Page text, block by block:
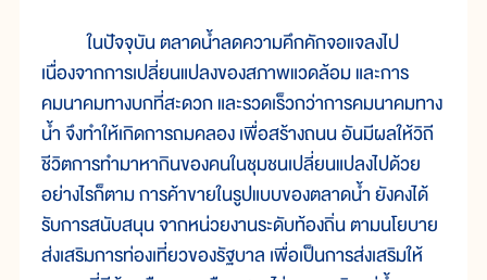
ในปัจจุบัน ตลาดน้ำลดความคึกคักจอแจลงไป
เนื่องจากการเปลี่ยนแปลงของสภาพแวดล้อม และการ
คมนาคมทางบกที่สะดวก และรวดเร็วกว่าการคมนาคมทาง
น้ำ จึงทำให้เกิดการถมคลอง เพื่อสร้างถนน อันมีผลให้วิถี
ชีวิตการทำมาหากินของคนในชุมชนเปลี่ยนแปลงไปด้วย
อย่างไรก็ตาม การค้าขายในรูปแบบของตลาดน้ำ ยังคงได้
รับการสนับสนุน จากหน่วยงานระดับท้องถิ่น ตามนโยบาย
ส่งเสริมการท่องเที่ยวของรัฐบาล เพื่อเป็นการส่งเสริมให้